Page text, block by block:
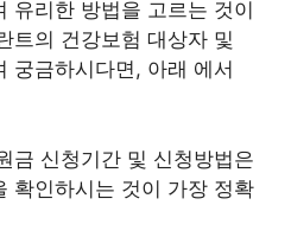
유리한 방법을 고르는 것이
트의 건강보험 대상자 및
궁금하시다면, 아래 에서
금 신청기간 및 신청방법은
확인하시는 것이 가장 정확